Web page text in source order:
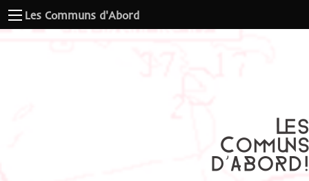
Les Communs d'Abord